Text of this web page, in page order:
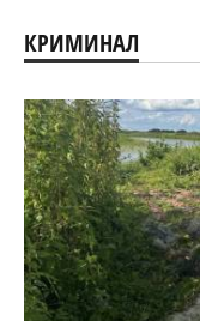
КРИМИНАЛ